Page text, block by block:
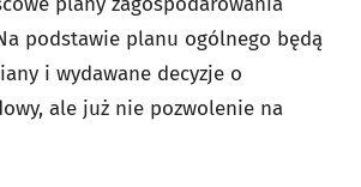
podstawie planu ogólnego będą
i wydawane decyzje o
ale już nie pozwolenie na